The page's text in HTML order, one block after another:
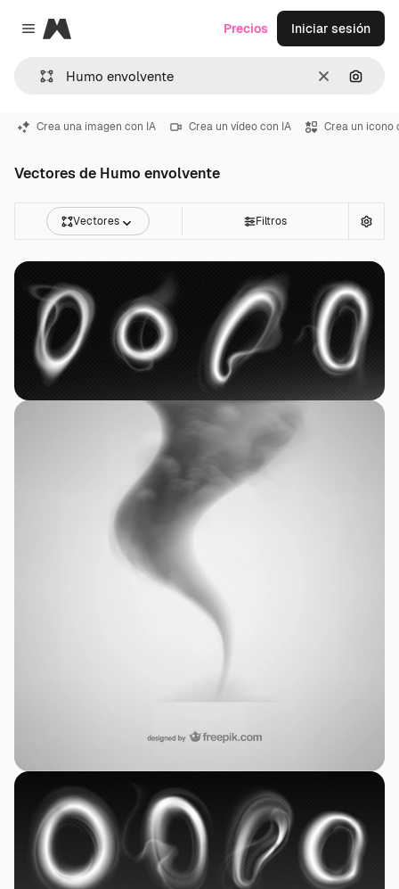
Close menu
Magnific
Borrar
Precios Iniciar sesión
Crea una imagen con IA Crea un vídeo con IA Crea un icono
Vectores de Humo envolvente
Vectores Filtros